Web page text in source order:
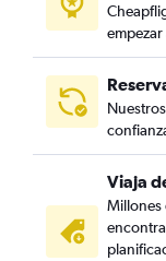
Viaja
Millones